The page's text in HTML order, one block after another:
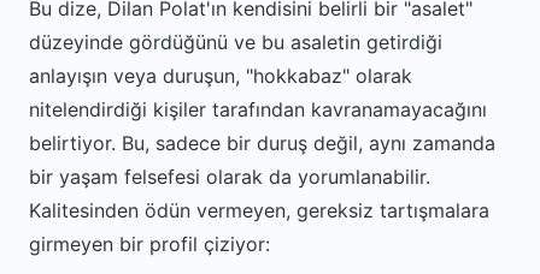
Bu dize, Dilan Polat'ın kendisini belirli bir "asalet"
düzeyinde gördüğünü ve bu asaletin getirdiği
anlayışın veya duruşun, "hokkabaz" olarak
nitelendirdiği kişiler tarafından kavranamayacağını
belirtiyor. Bu, sadece bir duruş değil, aynı zamanda
bir yaşam felsefesi olarak da yorumlanabilir.
Kalitesinden ödün vermeyen, gereksiz tartışmalara
girmeyen bir profil çiziyor: